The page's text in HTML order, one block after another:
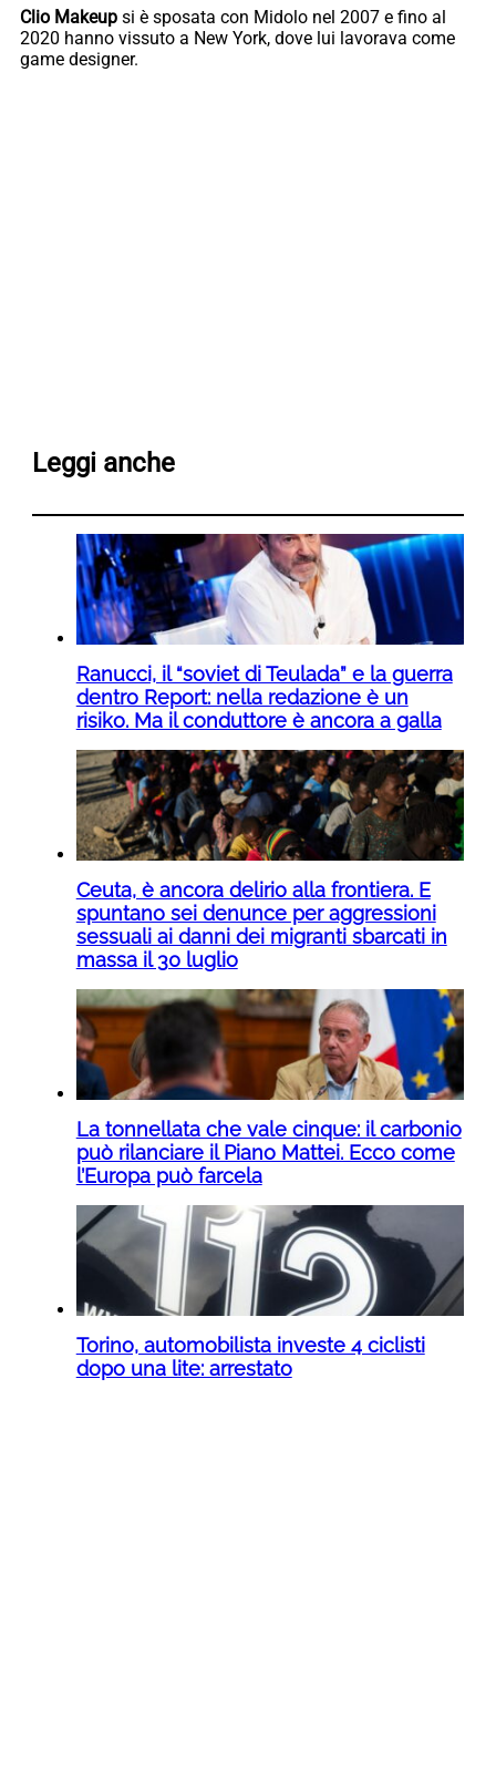
Clio Makeup si è sposata con Midolo nel 2007 e fino al
2020 hanno vissuto a New York, dove lui lavorava come
game designer.
Leggi anche
Ranucci, il “soviet di Teulada” e la guerra
dentro Report: nella redazione è un
risiko. Ma il conduttore è ancora a galla
Ceuta, è ancora delirio alla frontiera. E
spuntano sei denunce per aggressioni
sessuali ai danni dei migranti sbarcati in
massa il 30 luglio
La tonnellata che vale cinque: il carbonio
può rilanciare il Piano Mattei. Ecco come
l’Europa può farcela
Torino, automobilista investe 4 ciclisti
dopo una lite: arrestato